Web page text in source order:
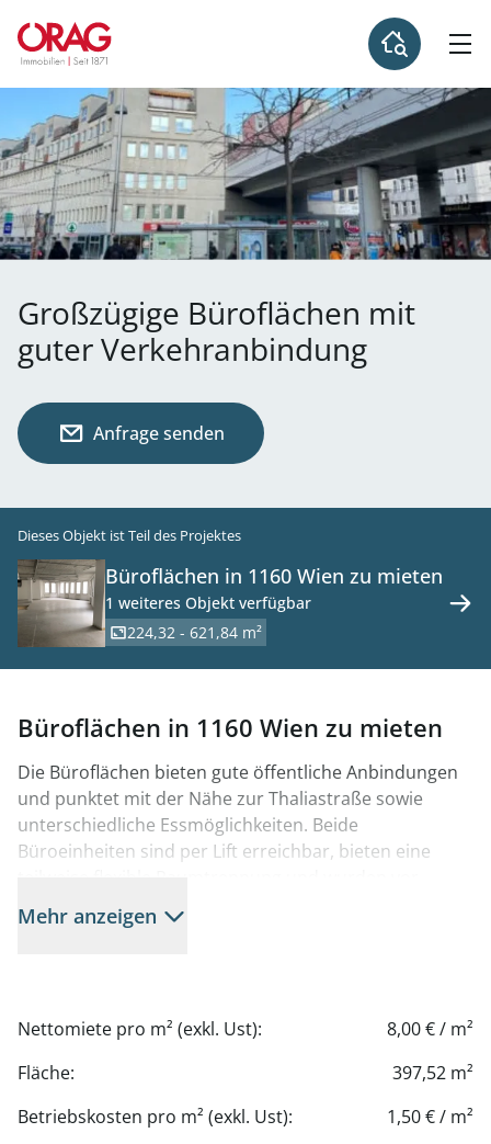
Großzügige Büroflächen mit
guter Verkehranbindung
Anfrage senden
Dieses Objekt ist Teil des Projektes
Büroflächen in 1160 Wien zu mieten
1 weiteres Objekt verfügbar
224,32 - 621,84 m²
Büroflächen in 1160 Wien zu mieten
Die Büroflächen bieten gute öffentliche Anbindungen
und punktet mit der Nähe zur Thaliastraße sowie
unterschiedliche Essmöglichkeiten. Beide
Büroeinheiten sind per Lift erreichbar, bieten eine
kurzem entkernt.
Nettomiete/m²/Monat: € 8,00
Betriebskostenakonto/netto/m²/Monat: dzt. ca. € 1,50
Mehr anzeigen
Nettomiete pro m² (exkl. Ust):
8,00 € / m²
Fläche:
397,52 m²
Betriebskosten pro m² (exkl. Ust):
1,50 € / m²